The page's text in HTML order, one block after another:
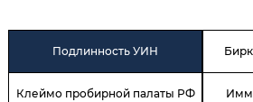
Подлинность УИН
Клеймо пробирной палаты РФ